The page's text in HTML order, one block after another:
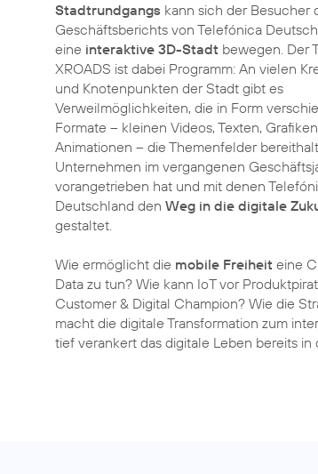
Stadtrundgangs kann sich der Besucher
Geschäftsberichts von Telefónica
eine interaktive 3D-Stadt bewegen. Der
XROADS ist dabei Programm: An vielen
und Knotenpunkten der Stadt gibt es
Verweilmöglichkeiten, die in Form
Formate – kleinen Videos, Texten,
Animationen – die Themenfelder
Unternehmen im vergangenen
vorangetrieben hat und mit denen
Deutschland den Weg in die digitale
gestaltet.
Wie ermöglicht die mobile Freiheit eine
Data zu tun? Wie kann IoT vor
Customer & Digital Champion? Wie die
macht die digitale Transformation zum
tief verankert das digitale Leben bereits in